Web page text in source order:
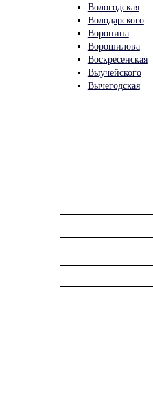
Вологодская
Володарского
Воронина
Ворошилова
Воскресенская
Выучейского
Вычегодская